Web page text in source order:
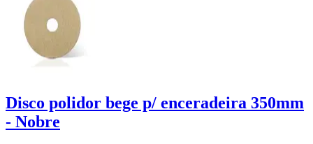
Disco polidor bege p/ enceradeira 350mm
- Nobre